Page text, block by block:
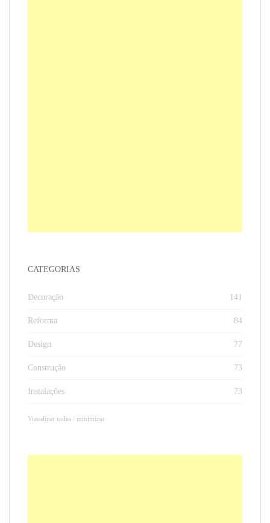
CATEGORIAS
Decoração 141
Reforma 84
Design 77
Construção 73
Instalações 73
Visualizar todas / minimizar